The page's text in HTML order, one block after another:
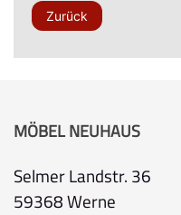
Zurück
MÖBEL NEUHAUS
Selmer Landstr. 36
59368 Werne